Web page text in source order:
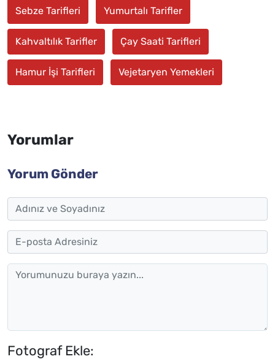
Sebze Tarifleri Yumurtalı Tarifler
Kahvaltılık Tarifler Çay Saati Tarifleri
Hamur İşi Tarifleri Vejetaryen Yemekleri
Yorumlar
Yorum Gönder
Fotograf Ekle: